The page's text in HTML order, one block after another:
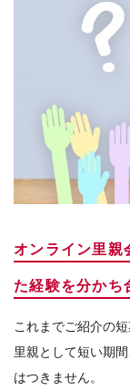
オンライン里親
た経験を分かち
これまでご紹介の
里親として短い期
はつきません。